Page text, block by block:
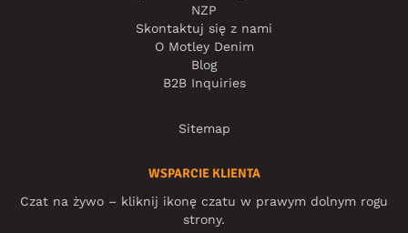
NZP
Skontaktuj się z nami
O Motley Denim
Blog
B2B Inquiries
Sitemap
WSPARCIE KLIENTA
Czat na żywo – kliknij ikonę czatu w prawym dolnym rogu
strony.